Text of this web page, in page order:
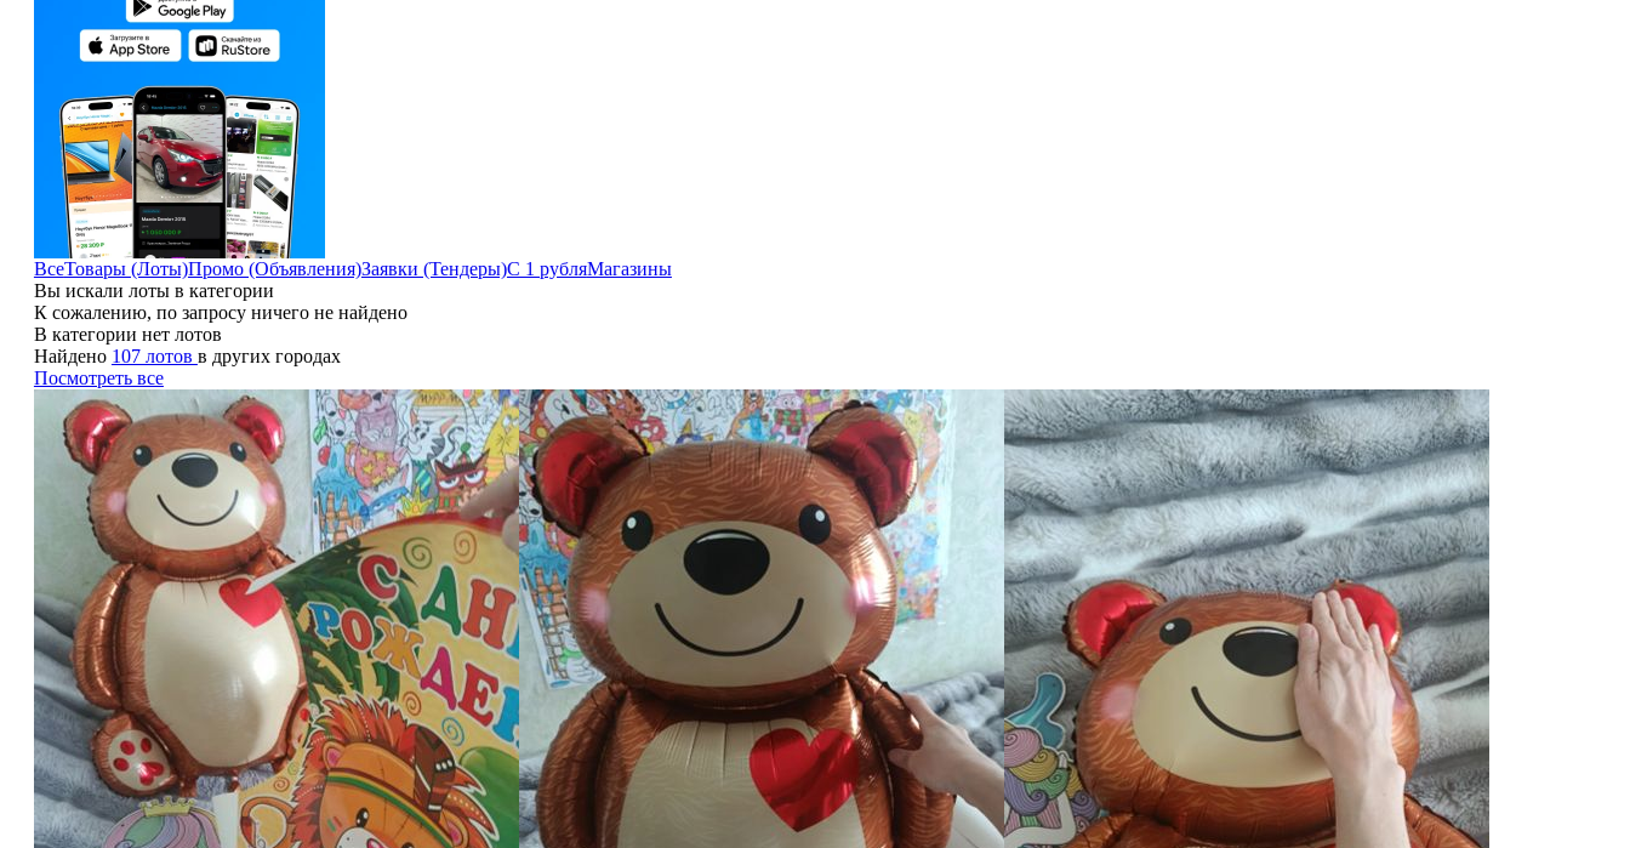
ВсеТовары (Лоты)Промо (Объявления)Заявки (Тендеры)С 1 рубляМагазины
Вы искали лоты в категории
К сожалению, по запросу ничего не найдено
В категории нет лотов
Найдено 107 лотов в других городах
Посмотреть все